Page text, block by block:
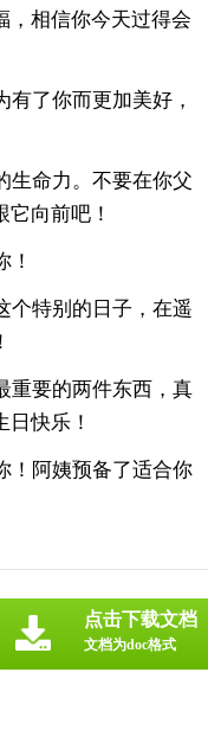
，相信你今天过得会
了你而更加美好，
生命力。不要在你父
向前吧！
！
个特别的日子，在遥
重要的两件东西，真
快乐！
！阿姨预备了适合你
点击下载文档
文档为doc格式